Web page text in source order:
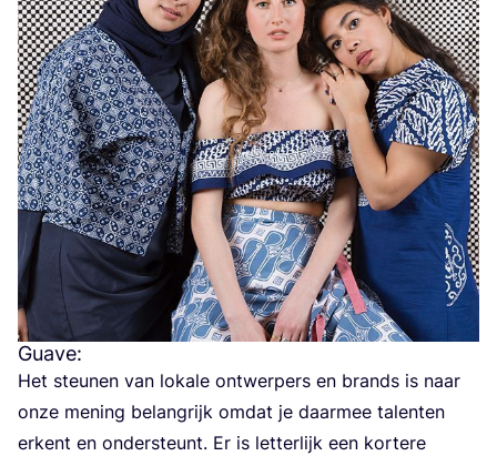
Guave:
Het steu­nen van loka­le ont­wer­pers en brands is naar
onze mening belang­rijk omdat je daar­mee talen­ten
erkent en onder­steunt. Er is let­ter­lijk een kor­te­re